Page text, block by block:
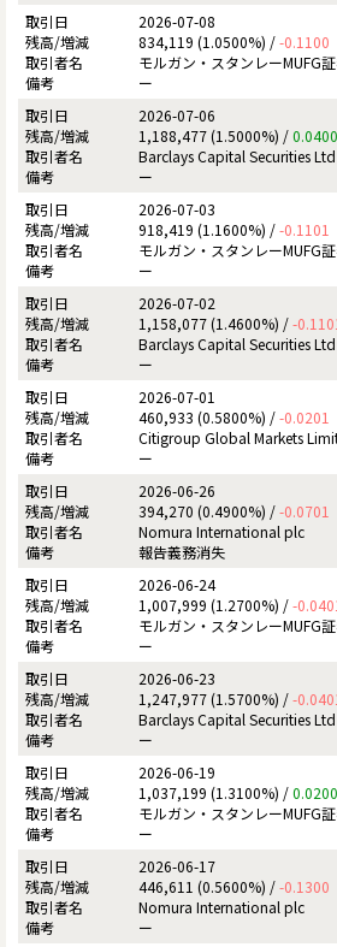
2026-07-08
834,119 (1.0500%) /-0.1100
モルガン・スタンレーMUFG
ー
2026-07-06
1,188,477 (1.5000%) /0.0400
Barclays Capital Securities Ltd
ー
2026-07-03
918,419 (1.1600%) /-0.1101
モルガン・スタンレーMUFG
ー
2026-07-02
1,158,077 (1.4600%) /-
Barclays Capital Securities Ltd
ー
2026-07-01
460,933 (0.5800%) /-0.0201
Citigroup Global Markets
ー
2026-06-26
394,270 (0.4900%) /-0.0701
Nomura International plc
報告義務消失
2026-06-24
1,007,999 (1.2700%) /-
モルガン・スタンレーMUFG
ー
2026-06-23
1,247,977 (1.5700%) /-
Barclays Capital Securities Ltd
ー
2026-06-19
1,037,199 (1.3100%) /0.0200
モルガン・スタンレーMUFG
ー
2026-06-17
446,611 (0.5600%) /-0.1300
Nomura International plc
ー